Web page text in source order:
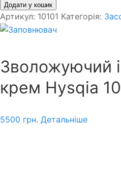
Додати у кошик
Артикул: 10101 Категорія:
Зволожуючий
крем Hysqia
5500 грн. Детальніше